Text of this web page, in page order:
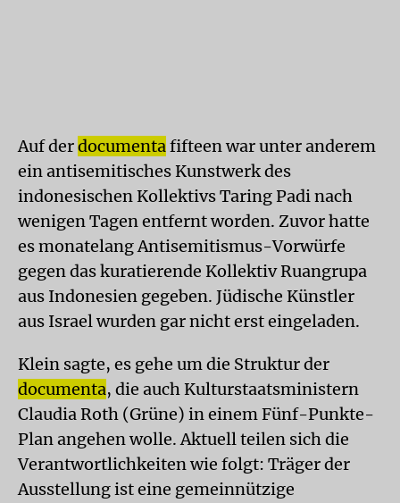
Auf derdocumentafifteen war unter anderem
ein antisemitisches Kunstwerk des
indonesischen Kollektivs Taring Padi nach
wenigen Tagen entfernt worden. Zuvor hatte
es monatelang Antisemitismus-Vorwürfe
gegen das kuratierende Kollektiv Ruangrupa
aus Indonesien gegeben. Jüdische Künstler
aus Israel wurden gar nicht erst eingeladen.
Klein sagte, es gehe um die Struktur der
documenta, die auch Kulturstaatsministern
Claudia Roth (Grüne) in einem Fünf-Punkte-
Plan angehen wolle. Aktuell teilen sich die
Verantwortlichkeiten wie folgt: Träger der
Ausstellung ist eine gemeinnützige